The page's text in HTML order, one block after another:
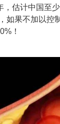
估计中国至
如果不加以控
！